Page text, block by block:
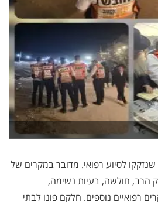
מתפללים שנזקקו לסיוע רפואי. מדובר במקרים של
הרב, חולשה, בעיות נשימה,
רפואיים נוספים. חלקם פונו לבתי